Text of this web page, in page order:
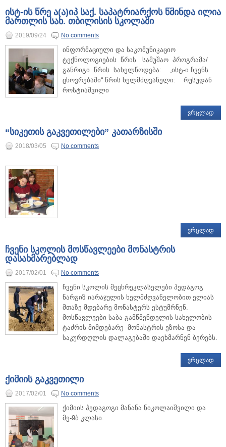
ისტ-ის წრე ა(ა)იპ საქ. საპატრიარქოს წმინდა ილია
მართლის სახ. თბილისის სკოლაში
2019/09/24 No comments
ინფორმაციული და საკომუნიკაციო
ტექნოლოგიების წრის სამუშაო პროგრამა/
განრიგი წრის სახელწოდება: „ისტ-ი ჩვენს
ცხოვრებაში“ წრის ხელმძღვანელი: რუსუდან
როსტიაშვილი
ᲕᲠᲪᲚᲐᲓ
“სიკეთის გაკვეთილები” კათარზისში
2018/03/05 No comments
ᲕᲠᲪᲚᲐᲓ
ჩვენი სკოლის მოსწავლეები მონასტრის
დასახმარებლად
2017/02/01 No comments
ჩვენი სკოლის მეცხრეკლასელები პედაგოგ
ნარგიზ იარაჯულის ხელმძღვანელობით ელიას
მთაზე მდებარე მონასტერს ესტუმრნენ.
მოსწავლეები საბა გამწმენდელის სახელობის
ტაძრის მიმდებარე მონასტრის ეზოსა და
საკურდღლის დალაგებაში დაეხმარნენ ბერებს.
ᲕᲠᲪᲚᲐᲓ
ქიმიის გაკვეთილი
2017/02/01 No comments
ქიმიის პედაგოგი მანანა ნიკოლაიშვილი და
მე-9ბ კლასი.